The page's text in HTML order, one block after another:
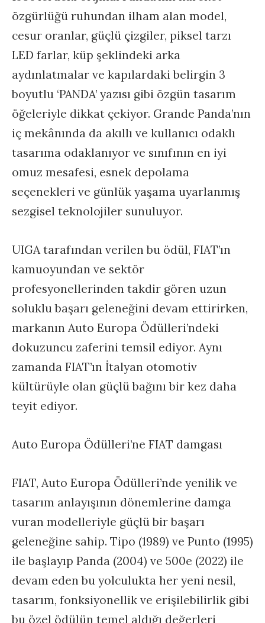
özgürlüğü ruhundan ilham alan model,
cesur oranlar, güçlü çizgiler, piksel tarzı
LED farlar, küp şeklindeki arka
aydınlatmalar ve kapılardaki belirgin 3
boyutlu ‘PANDA’ yazısı gibi özgün tasarım
öğeleriyle dikkat çekiyor. Grande Panda’nın
iç mekânında da akıllı ve kullanıcı odaklı
tasarıma odaklanıyor ve sınıfının en iyi
omuz mesafesi, esnek depolama
seçenekleri ve günlük yaşama uyarlanmış
sezgisel teknolojiler sunuluyor.
UIGA tarafından verilen bu ödül, FIAT’ın
kamuoyundan ve sektör
profesyonellerinden takdir gören uzun
soluklu başarı geleneğini devam ettirirken,
markanın Auto Europa Ödülleri’ndeki
dokuzuncu zaferini temsil ediyor. Aynı
zamanda FIAT’ın İtalyan otomotiv
kültürüyle olan güçlü bağını bir kez daha
teyit ediyor.
Auto Europa Ödülleri’ne FIAT damgası
FIAT, Auto Europa Ödülleri’nde yenilik ve
tasarım anlayışının dönemlerine damga
vuran modelleriyle güçlü bir başarı
geleneğine sahip. Tipo (1989) ve Punto (1995)
ile başlayıp Panda (2004) ve 500e (2022) ile
devam eden bu yolculukta her yeni nesil,
tasarım, fonksiyonellik ve erişilebilirlik gibi
bu özel ödülün temel aldığı değerleri